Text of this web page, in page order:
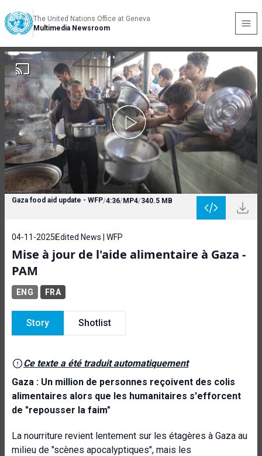
The United Nations Office at Geneva
Multimedia Newsroom
Gaza food aid update - WFP/4:36/MP4/340.5 MB
04-11-2025 Edited News | WFP
Mise à jour de l'aide alimentaire à Gaza -
PAM
ENG FRA
Story Shotlist
Ce texte a été traduit automatiquement
Gaza : Un million de personnes reçoivent des colis
alimentaires alors que les humanitaires s'efforcent
de "repousser la faim"
La nourriture revient lentement sur les étagères à Gaza au
milieu de "scènes apocalyptiques", mais les